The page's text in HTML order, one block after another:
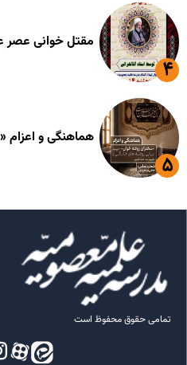
مقتل خوانی عصر
هماهنگی و
تمامی حقوق محفوظ است